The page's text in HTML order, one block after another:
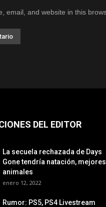
email, and website in this
DEL EDITOR
La secuela rechazada de Days
Gone tendría natación, mejores
animales
enero 12, 2022
Rumor: PS5, PS4 Livestream